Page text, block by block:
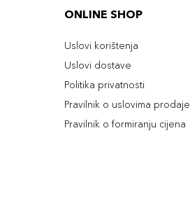
ONLINE SHOP
Uslovi korištenja
Uslovi dostave
Politika privatnosti
Pravilnik o uslovima prodaje
Pravilnik o formiranju cijena